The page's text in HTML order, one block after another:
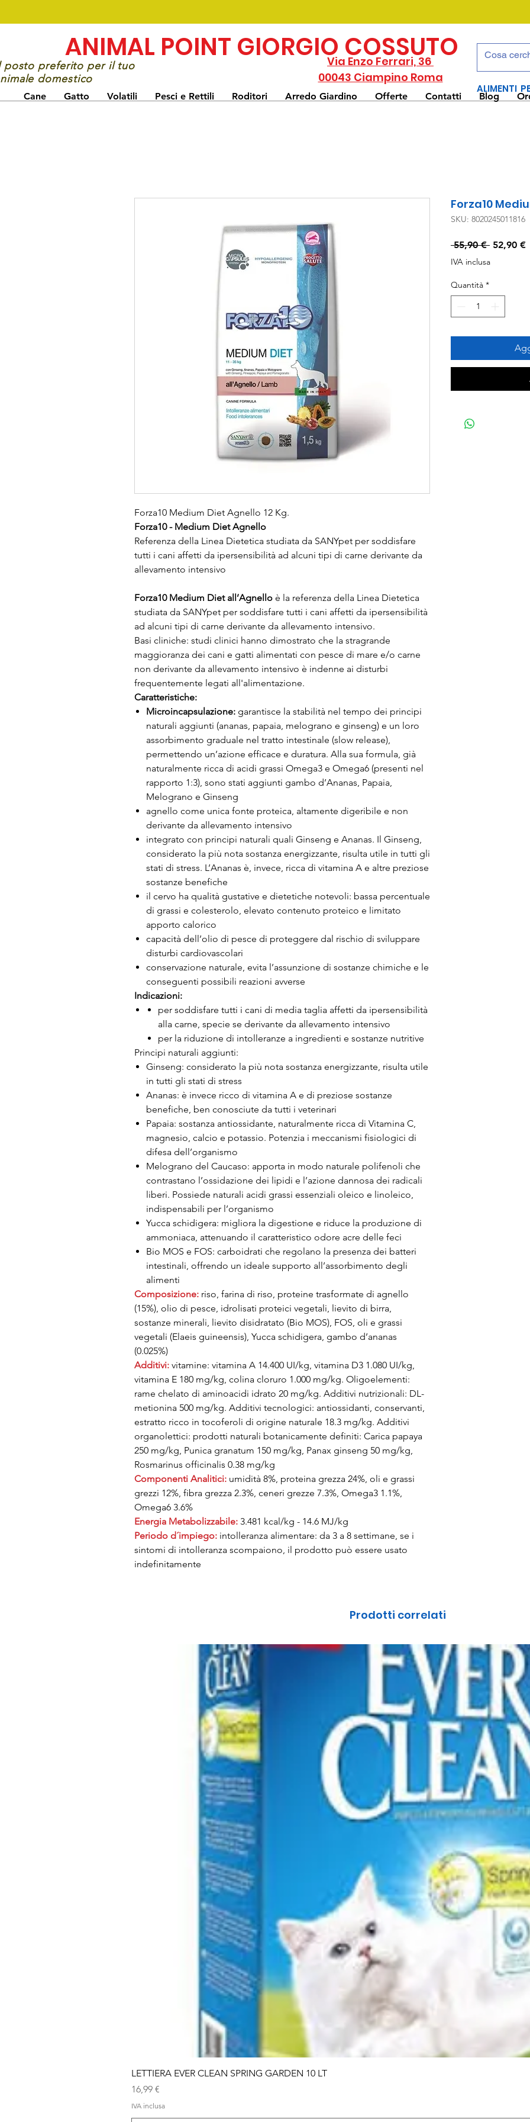
Cane Gatto Volatili Pesci e Rettili Roditori Arredo Giardino Offerte Contatti Blog
ANIMAL POINT GIORGIO COSSUTO
posto preferito per il tuo
domestico
Via Enzo Ferrari, 36
00043 Ciampino Roma
ALIMENTI
Forza10 Medium Diet Agnello 12 Kg.
Forza10 - Medium Diet Agnello
Referenza della Linea Dietetica studiata da SANYpet per soddisfare
tutti i cani affetti da ipersensibilità ad alcuni tipi di carne derivante da
allevamento intensivo
Forza10 Medium Diet all’Agnello è la referenza della Linea Dietetica
studiata da SANYpet per soddisfare tutti i cani affetti da ipersensibilità
ad alcuni tipi di carne derivante da allevamento intensivo.
Basi cliniche: studi clinici hanno dimostrato che la stragrande
maggioranza dei cani e gatti alimentati con pesce di mare e/o carne
non derivante da allevamento intensivo è indenne ai disturbi
frequentemente legati all'alimentazione.
Caratteristiche:
Microincapsulazione: garantisce la stabilità nel tempo dei principi
naturali aggiunti (ananas, papaia, melograno e ginseng) e un loro
assorbimento graduale nel tratto intestinale (slow release),
permettendo un’azione efficace e duratura. Alla sua formula, già
naturalmente ricca di acidi grassi Omega3 e Omega6 (presenti nel
rapporto 1:3), sono stati aggiunti gambo d’Ananas, Papaia,
Melograno e Ginseng
agnello come unica fonte proteica, altamente digeribile e non
derivante da allevamento intensivo
integrato con principi naturali quali Ginseng e Ananas. Il Ginseng,
considerato la più nota sostanza energizzante, risulta utile in tutti gli
stati di stress. L’Ananas è, invece, ricca di vitamina A e altre preziose
sostanze benefiche
il cervo ha qualità gustative e dietetiche notevoli: bassa percentuale
di grassi e colesterolo, elevato contenuto proteico e limitato
apporto calorico
capacità dell’olio di pesce di proteggere dal rischio di sviluppare
disturbi cardiovascolari
conservazione naturale, evita l’assunzione di sostanze chimiche e le
conseguenti possibili reazioni avverse
Indicazioni:
per soddisfare tutti i cani di media taglia affetti da ipersensibilità
alla carne, specie se derivante da allevamento intensivo
per la riduzione di intolleranze a ingredienti e sostanze nutritive
Principi naturali aggiunti:
Ginseng: considerato la più nota sostanza energizzante, risulta utile
in tutti gli stati di stress
Ananas: è invece ricco di vitamina A e di preziose sostanze
benefiche, ben conosciute da tutti i veterinari
Papaia: sostanza antiossidante, naturalmente ricca di Vitamina C,
magnesio, calcio e potassio. Potenzia i meccanismi fisiologici di
difesa dell’organismo
Melograno del Caucaso: apporta in modo naturale polifenoli che
contrastano l’ossidazione dei lipidi e l’azione dannosa dei radicali
liberi. Possiede naturali acidi grassi essenziali oleico e linoleico,
indispensabili per l’organismo
Yucca schidigera: migliora la digestione e riduce la produzione di
ammoniaca, attenuando il caratteristico odore acre delle feci
Bio MOS e FOS: carboidrati che regolano la presenza dei batteri
intestinali, offrendo un ideale supporto all’assorbimento degli
alimenti
Composizione: riso, farina di riso, proteine trasformate di agnello
(15%), olio di pesce, idrolisati proteici vegetali, lievito di birra,
sostanze minerali, lievito disidratato (Bio MOS), FOS, oli e grassi
vegetali (Elaeis guineensis), Yucca schidigera, gambo d’ananas
(0.025%)
Additivi: vitamine: vitamina A 14.400 UI/kg, vitamina D3 1.080 UI/kg,
vitamina E 180 mg/kg, colina cloruro 1.000 mg/kg. Oligoelementi:
rame chelato di aminoacidi idrato 20 mg/kg. Additivi nutrizionali: DL-
metionina 500 mg/kg. Additivi tecnologici: antiossidanti, conservanti,
estratto ricco in tocoferoli di origine naturale 18.3 mg/kg. Additivi
organolettici: prodotti naturali botanicamente definiti: Carica papaya
250 mg/kg, Punica granatum 150 mg/kg, Panax ginseng 50 mg/kg,
Rosmarinus officinalis 0.38 mg/kg
Componenti Analitici: umidità 8%, proteina grezza 24%, oli e grassi
grezzi 12%, fibra grezza 2.3%, ceneri grezze 7.3%, Omega3 1.1%,
Omega6 3.6%
Energia Metabolizzabile: 3.481 kcal/kg - 14.6 MJ/kg
Periodo d´impiego: intolleranza alimentare: da 3 a 8 settimane, se i
sintomi di intolleranza scompaiono, il prodotto può essere usato
indefinitamente
Forza10
SKU: 8020245011816
55,90 € Prezzo
52,90 €
IVA inclusa
Quantità *
Prodotti correlati
LETTIERA EVER CLEAN SPRING GARDEN 10 LT
Prezzo
16,99 €
IVA inclusa